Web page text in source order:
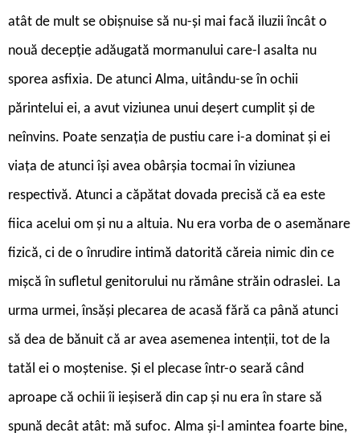
atât de mult se obișnuise să nu-și mai facă iluzii încât o
nouă decepție adăugată mormanului care-l asalta nu
sporea asfixia. De atunci Alma, uitându-se în ochii
părintelui ei, a avut viziunea unui deșert cumplit și de
neînvins. Poate senzația de pustiu care i-a dominat și ei
viața de atunci își avea obârșia tocmai în viziunea
respectivă. Atunci a căpătat dovada precisă că ea este
fiica acelui om și nu a altuia. Nu era vorba de o asemănare
fizică, ci de o înrudire intimă datorită căreia nimic din ce
mișcă în sufletul genitorului nu rămâne străin odraslei. La
urma urmei, însăși plecarea de acasă fără ca până atunci
să dea de bănuit că ar avea asemenea intenții, tot de la
tatăl ei o moștenise. Și el plecase într-o seară când
aproape că ochii îi ieșiseră din cap și nu era în stare să
spună decât atât: mă sufoc. Alma și-l amintea foarte bine,